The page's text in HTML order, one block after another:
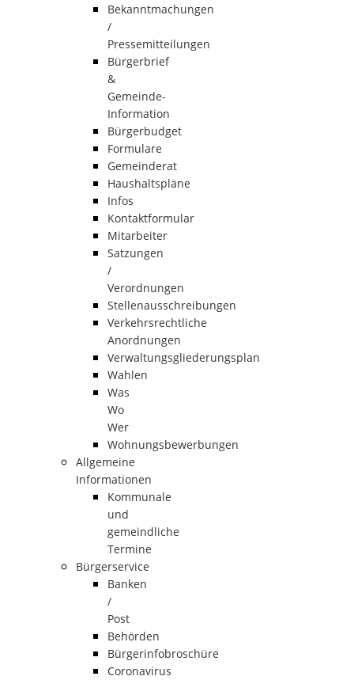
Bekanntmachungen
/
Pressemitteilungen
Bürgerbrief
&
Gemeinde-
Information
Bürgerbudget
Formulare
Gemeinderat
Haushaltspläne
Infos
Kontaktformular
Mitarbeiter
Satzungen
/
Verordnungen
Stellenausschreibungen
Verkehrsrechtliche
Anordnungen
Verwaltungsgliederungsplan
Wahlen
Was
Wo
Wer
Wohnungsbewerbungen
Allgemeine
Informationen
Kommunale
und
gemeindliche
Termine
Bürgerservice
Banken
/
Post
Behörden
Bürgerinfobroschüre
Coronavirus